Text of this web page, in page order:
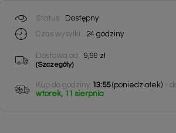
Status:
Dostępny
Czas wysyłki:
24 godziny
Dostawa od: 9,99 zł
(Szczegóły)
Kup do godziny 13:55(poniedziałek) -
wtorek, 11 sierpnia